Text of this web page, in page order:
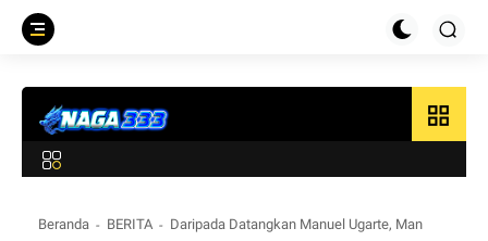
grid_view
Beranda BERITA
Daripada Datangkan Manuel Ugarte, Man